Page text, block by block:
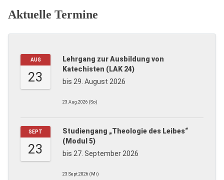
Aktuelle Termine
AUG
23
Lehrgang zur Ausbildung von
Katechisten (LAK 24)
bis 29. August 2026
23.Aug.2026 (So)
SEPT
23
Studiengang „Theologie des Leibes“
(Modul 5)
bis 27. September 2026
23.Sept.2026 (Mi)